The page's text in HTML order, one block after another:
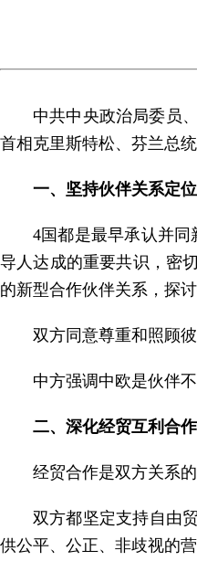
中共中央政治局委员
首相克里斯特松、芬兰总
一、坚持伙伴关系定位
4国都是最早承认并
导人达成的重要共识，密
的新型合作伙伴关系，探
双方同意尊重和照顾
中方强调中欧是伙伴
二、深化经贸互利合作
经贸合作是双方关系
双方都坚定支持自由
供公平、公正、非歧视的营